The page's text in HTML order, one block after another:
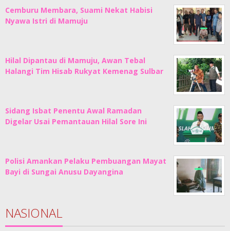
Cemburu Membara, Suami Nekat Habisi
Nyawa Istri di Mamuju
Hilal Dipantau di Mamuju, Awan Tebal
Halangi Tim Hisab Rukyat Kemenag Sulbar
Sidang Isbat Penentu Awal Ramadan
Digelar Usai Pemantauan Hilal Sore Ini
Polisi Amankan Pelaku Pembuangan Mayat
Bayi di Sungai Anusu Dayangina
NASIONAL